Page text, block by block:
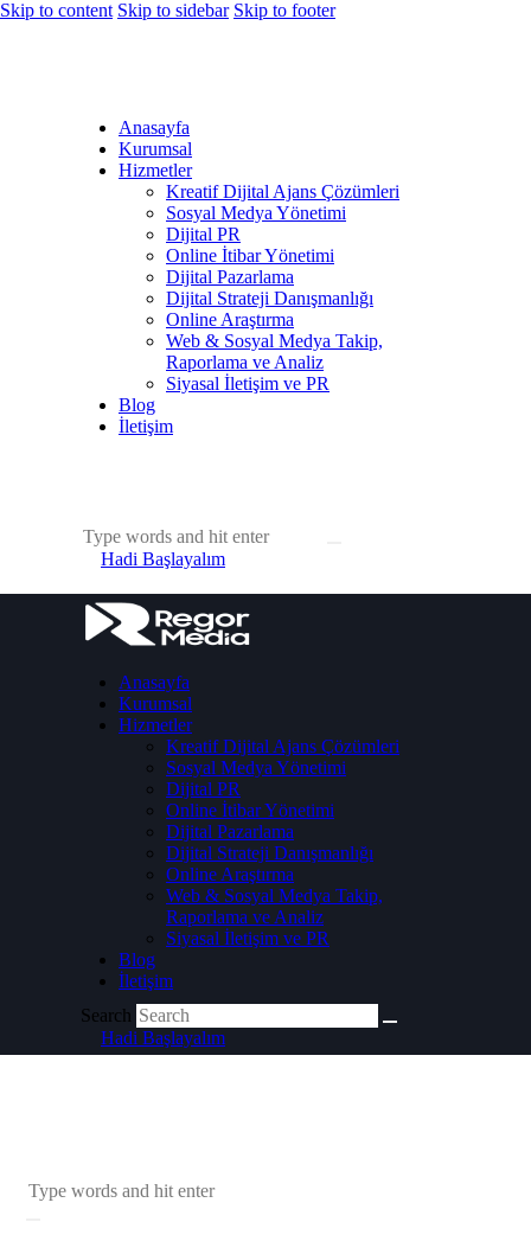
Skip to content Skip to sidebar Skip to footer
Anasayfa
Kurumsal
Hizmetler
Kreatif Dijital Ajans Çözümleri
Sosyal Medya Yönetimi
Dijital PR
Online İtibar Yönetimi
Dijital Pazarlama
Dijital Strateji Danışmanlığı
Online Araştırma
Web & Sosyal Medya Takip,
Raporlama ve Analiz
Siyasal İletişim ve PR
Blog
İletişim
Hadi Başlayalım
Anasayfa
Kurumsal
Hizmetler
Kreatif Dijital Ajans Çözümleri
Sosyal Medya Yönetimi
Dijital PR
Online İtibar Yönetimi
Dijital Pazarlama
Dijital Strateji Danışmanlığı
Online Araştırma
Web & Sosyal Medya Takip,
Raporlama ve Analiz
Siyasal İletişim ve PR
Blog
İletişim
Search
Hadi Başlayalım